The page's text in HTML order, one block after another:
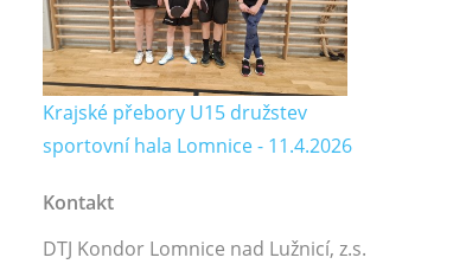
Krajské přebory U15 družstev
sportovní hala Lomnice - 11.4.2026
Kontakt
DTJ Kondor Lomnice nad Lužnicí, z.s.